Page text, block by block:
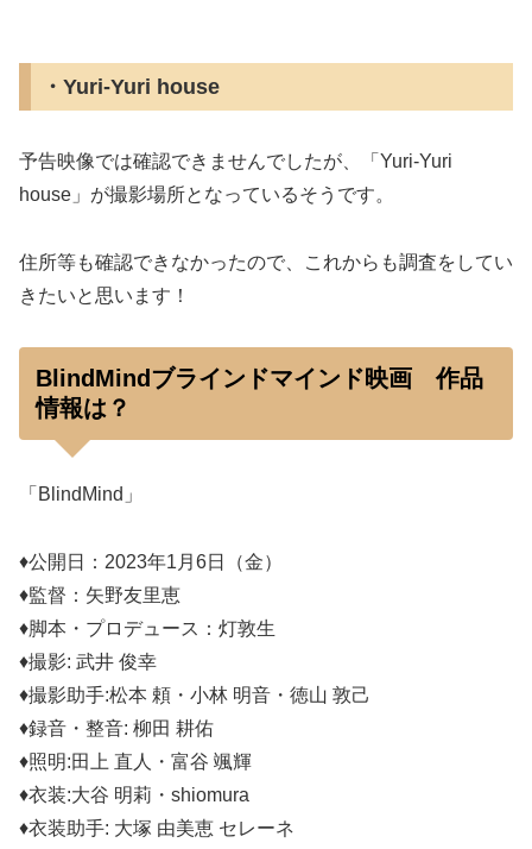
・Yuri-Yuri house
予告映像では確認できませんでしたが、「Yuri-Yuri
house」が撮影場所となっているそうです。
住所等も確認できなかったので、これからも調査をしてい
きたいと思います！
BlindMindブラインドマインド映画 作品
情報は？
「BlindMind」
♦公開日：2023年1月6日（金）
♦監督：⽮野友⾥恵
♦脚本・プロデュース：灯敦生
♦撮影: 武井 俊幸
♦撮影助手:松本 頼・小林 明音・徳山 敦己
♦録音・整音: 柳田 耕佑
♦照明:田上 直人・富谷 颯輝
♦衣装:大谷 明莉・shiomura
♦衣装助手: 大塚 由美恵 セレーネ